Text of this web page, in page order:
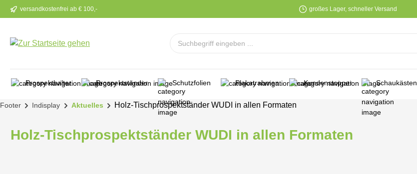
Hauptinhalt springen
Zur Suche springen
Zur Hauptnavigation springen
versandkostenfrei ab € 100,- großes Lager, schneller Versand
Prospekthalter Prospektständer Schutzfolien Plakatrahmen Kundenstopper Schaukästen
Footer Indisplay Aktuelles Holz-Tischprospektständer WUDI in allen Formaten
Holz-Tischprospektständer WUDI in allen Formaten